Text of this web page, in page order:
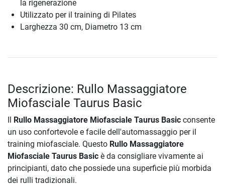
la rigenerazione
Utilizzato per il training di Pilates
Larghezza 30 cm, Diametro 13 cm
Descrizione: Rullo Massaggiatore
Miofasciale Taurus Basic
Rullo Massaggiatore Miofasciale Taurus Basic consente
un uso confortevole e facile dell'automassaggio per il
training miofasciale. Questo Rullo Massaggiatore
Miofasciale Taurus Basic è da consigliare vivamente ai
principianti, dato che possiede una superficie più morbida
dei rulli tradizionali.